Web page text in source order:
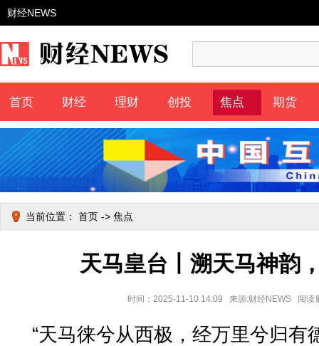
财经NEWS
首页 财经 理财 创投 焦点 期货
当前位置： 首页 -> 焦点
天马皇台丨溯天马神韵
时间：2025-11-10 14:09 来源:财经NEWS 阅读
“天马徕兮从西极，经万里兮归有